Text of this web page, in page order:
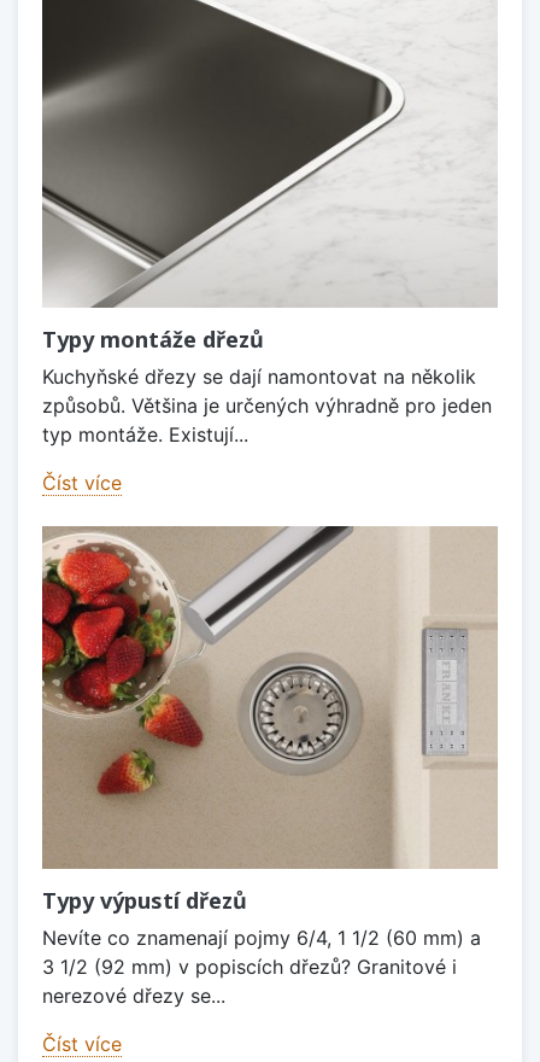
Typy montáže dřezů
Kuchyňské dřezy se dají namontovat na několik
způsobů. Většina je určených výhradně pro jeden
typ montáže. Existují...
Číst více
Typy výpustí dřezů
Nevíte co znamenají pojmy 6/4, 1 1/2 (60 mm) a
3 1/2 (92 mm) v popiscích dřezů? Granitové i
nerezové dřezy se...
Číst více